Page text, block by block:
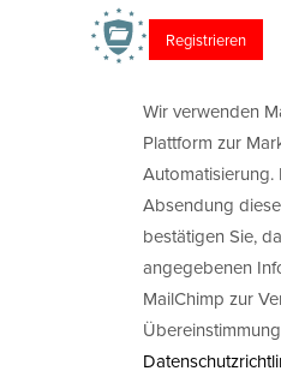
Wir verwenden
Plattform zur
Automatisierung.
Absendung
bestätigen Sie,
angegebenen
MailChimp zur